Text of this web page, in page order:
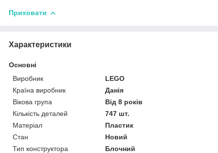
Приховати
Характеристики
Основні
Виробник
LEGO
Країна виробник
Данія
Вікова група
Від 8 років
Кількість деталей
747 шт.
Матеріал
Пластик
Стан
Новий
Тип конструктора
Блочний